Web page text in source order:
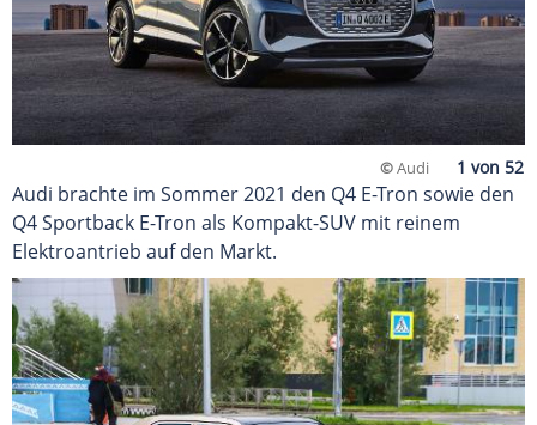
©Audi
Audi brachte im Sommer 2021 den Q4 E-Tron sowie den
Q4 Sportback E-Tron als Kompakt-SUV mit reinem
Elektroantrieb auf den Markt.